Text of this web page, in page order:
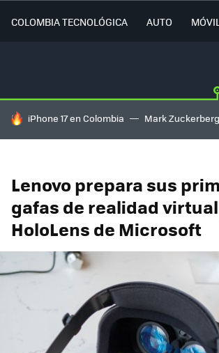
COLOMBIA TECNOLÓGICA AUTO MÓVIL
HOY SE HABLA DE
iPhone 17 en Colombia Mark Zuckerberg
Lenovo prepara sus
gafas de realidad
HoloLens de Microsoft